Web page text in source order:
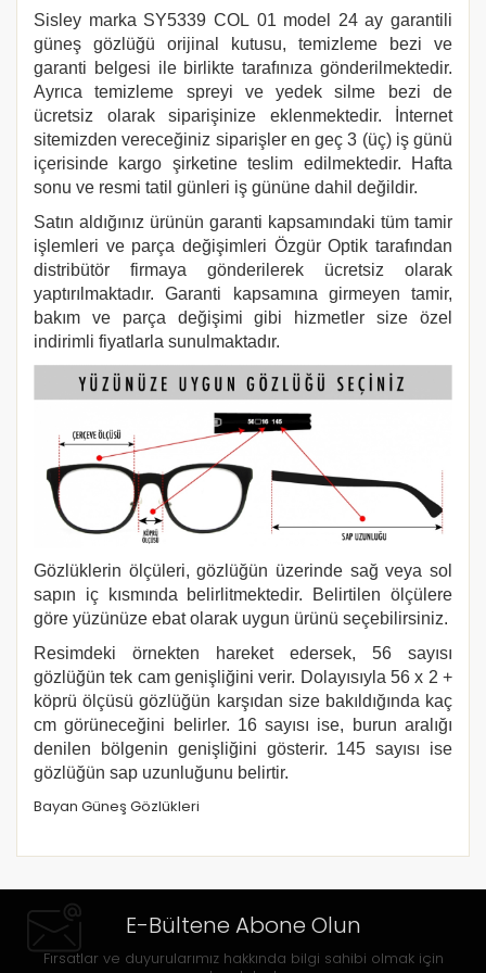
Sisley marka SY5339 COL 01 model 24 ay garantili
güneş gözlüğü orijinal kutusu, temizleme bezi ve
garanti belgesi ile birlikte tarafınıza gönderilmektedir.
Ayrıca temizleme spreyi ve yedek silme bezi de
ücretsiz olarak siparişinize eklenmektedir. İnternet
sitemizden vereceğiniz siparişler en geç 3 (üç) iş günü
içerisinde kargo şirketine teslim edilmektedir. Hafta
sonu ve resmi tatil günleri iş gününe dahil değildir.
Satın aldığınız ürünün garanti kapsamındaki tüm tamir
işlemleri ve parça değişimleri Özgür Optik tarafından
distribütör firmaya gönderilerek ücretsiz olarak
yaptırılmaktadır. Garanti kapsamına girmeyen tamir,
bakım ve parça değişimi gibi hizmetler size özel
indirimli fiyatlarla sunulmaktadır.
Gözlüklerin ölçüleri, gözlüğün üzerinde sağ veya sol
sapın iç kısmında belirlitmektedir. Belirtilen ölçülere
göre yüzünüze ebat olarak uygun ürünü seçebilirsiniz.
Resimdeki örnekten hareket edersek, 56 sayısı
gözlüğün tek cam genişliğini verir. Dolayısıyla 56 x 2 +
köprü ölçüsü gözlüğün karşıdan size bakıldığında kaç
cm görüneceğini belirler. 16 sayısı ise, burun aralığı
denilen bölgenin genişliğini gösterir. 145 sayısı ise
gözlüğün sap uzunluğunu belirtir.
Bayan Güneş Gözlükleri
E-Bültene Abone Olun
Fırsatlar ve duyurularımız hakkında bilgi sahibi olmak için